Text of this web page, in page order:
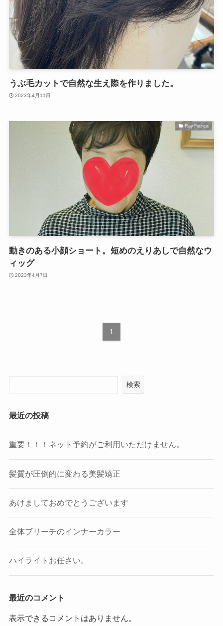
うぶ毛カットで自然な生え際を作りました。
2023年4月11日
Ray Franca
動きのある小顔ショート。短めのえりあしで自然なウ
ィッグ
2023年4月7日
1
検索
最近の投稿
重要！！！ネット予約がご利用いただけません。
髪質が圧倒的に変わる美髪矯正
あけましておめでとうございます
全体ブリーチのインナーカラー
ハイライトお任さい。
最近のコメント
表示できるコメントはありません。